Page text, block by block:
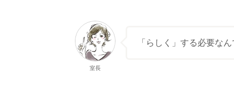
室長
「らしく」する必要な